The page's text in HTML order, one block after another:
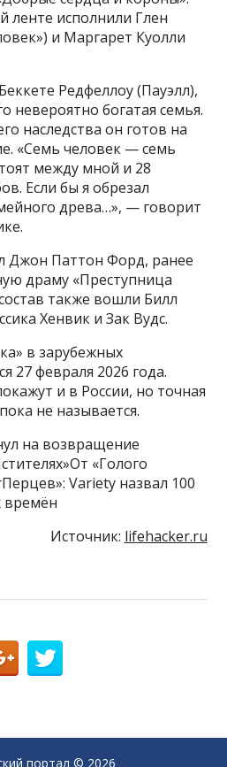
ленте исполнили Глен
и Маргарет Куолли
Редфеллоу (Пауэлл),
невероятно богатая семья.
наследства он готов на
«Семь человек — семь
между мной и 28
Если бы я обрезал
древа…», — говорит
Джон Паттон Форд, ранее
драму «Преступница
также вошли Билл
Хенвик и Зак Вудс.
в зарубежных
27 февраля 2026 года.
и в России, но точная
не называется.
на возвращение
«Голого
Variety назвал 100
времён
Источник: lifehacker.ru
портал © 2026